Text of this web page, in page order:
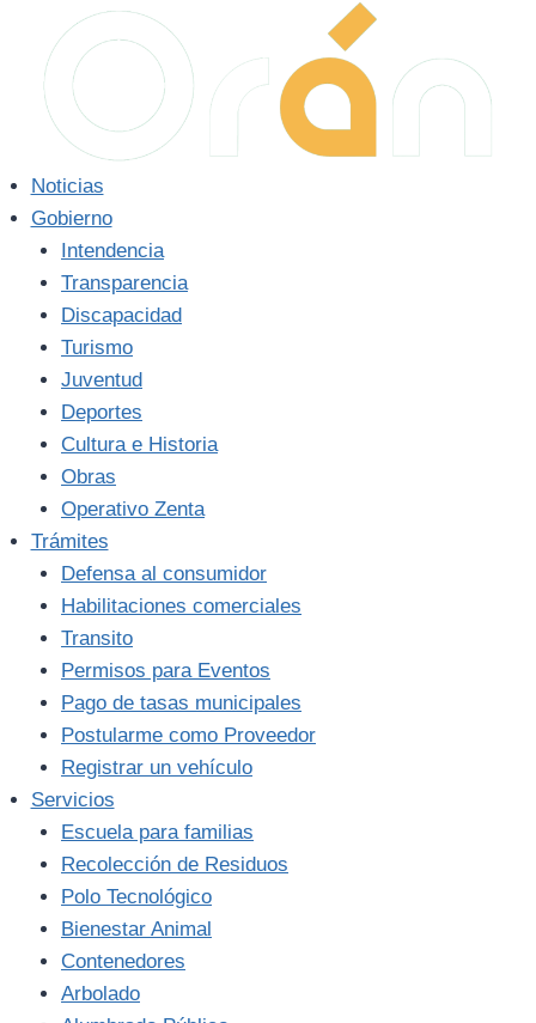
contenido
Noticias
Gobierno
Intendencia
Transparencia
Discapacidad
Turismo
Juventud
Deportes
Cultura e Historia
Obras
Operativo Zenta
Trámites
Defensa al consumidor
Habilitaciones comerciales
Transito
Permisos para Eventos
Pago de tasas municipales
Postularme como Proveedor
Registrar un vehículo
Servicios
Escuela para familias
Recolección de Residuos
Polo Tecnológico
Bienestar Animal
Contenedores
Arbolado